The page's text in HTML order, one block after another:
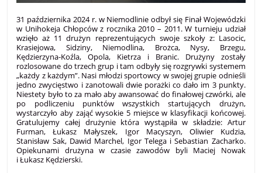
31 października 2024 r. w Niemodlinie odbył się Finał Wojewódzki
w Unihokeja Chłopców z rocznika 2010 – 2011. W turnieju udział
wzięło aż 11 drużyn reprezentujących swoje szkoły z: Lasocic,
Krasiejowa, Sidziny, Niemodlina, Brożca, Nysy, Brzegu,
Kędzierzyna-Koźla, Opola, Kietrza i Branic. Drużyny zostały
rozlosowane do trzech grup i tam odbyły się rozgrywki systemem
„każdy z każdym”. Nasi młodzi sportowcy w swojej grupie odnieśli
jedno zwycięstwo i zanotowali dwie porażki co dało im 3 punkty.
Niestety było to za mało aby awansować do finałowej czwórki, ale
po podliczeniu punktów wszystkich startujących drużyn,
wystarczyło aby zająć wysokie 5 miejsce w klasyfikacji końcowej.
Gratulujemy całej drużynie która wystąpiła w składzie: Artur
Furman, Łukasz Małyszek, Igor Macyszyn, Oliwier Kudzia,
Stanisław Sak, Dawid Marchel, Igor Telega i Sebastian Zacharko.
Opiekunami drużyna w czasie zawodów byli Maciej Nowak
i Łukasz Kędzierski.